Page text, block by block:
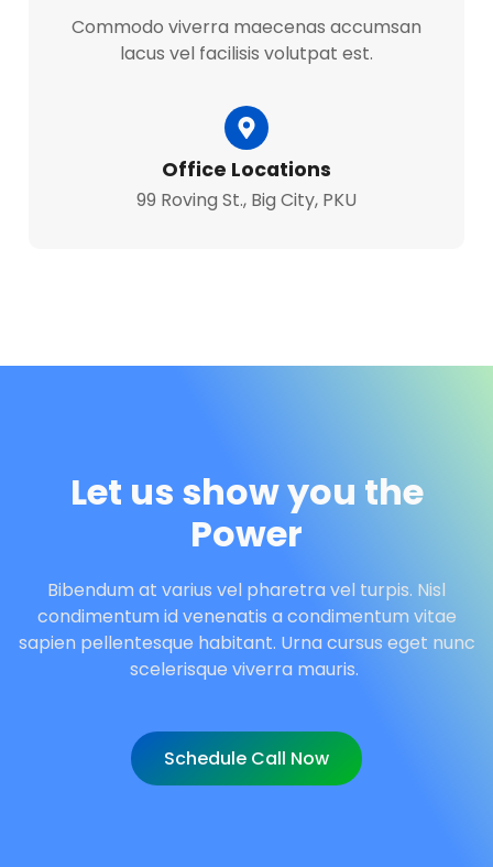
Commodo viverra maecenas accumsan
lacus vel facilisis volutpat est.
Office Locations
99 Roving St., Big City, PKU
Let us show you the
Power
Bibendum at varius vel pharetra vel turpis. Nisl
condimentum id venenatis a condimentum vitae
sapien pellentesque habitant. Urna cursus eget nunc
scelerisque viverra mauris.
Schedule Call Now